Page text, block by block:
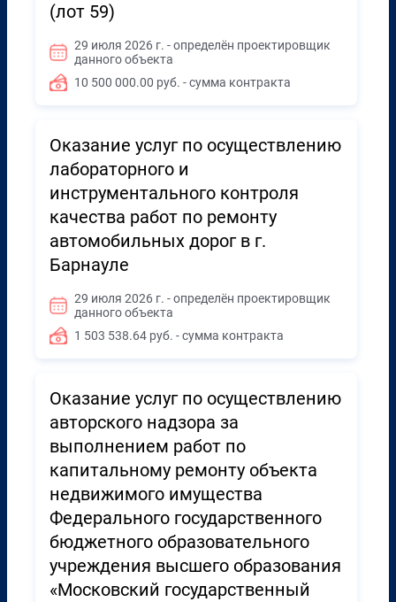
(лот 59)
29 июля 2026 г. - определён проектировщик
данного объекта
10 500 000.00 руб. - сумма контракта
Оказание услуг по осуществлению
лабораторного и
инструментального контроля
качества работ по ремонту
автомобильных дорог в г.
Барнауле
29 июля 2026 г. - определён проектировщик
данного объекта
1 503 538.64 руб. - сумма контракта
Оказание услуг по осуществлению
авторского надзора за
выполнением работ по
капитальному ремонту объекта
недвижимого имущества
Федерального государственного
бюджетного образовательного
учреждения высшего образования
«Московский государственный